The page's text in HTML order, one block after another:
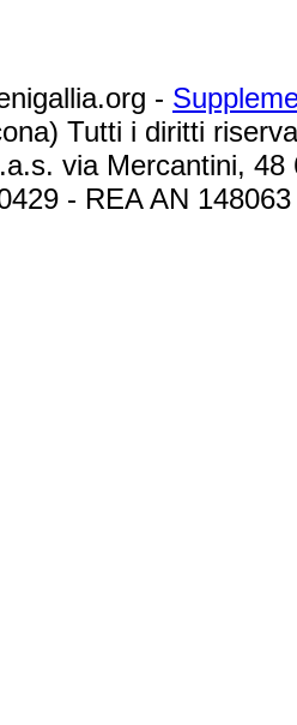
-
Tutti i diritti
via Mercantini,
- REA AN